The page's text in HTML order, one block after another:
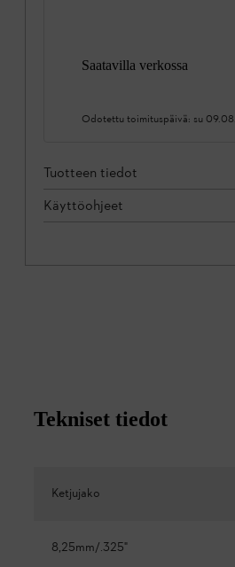
Saatavilla verkossa
Odotettu toimituspäivä: su 09.08.
Tuotteen tiedot
Käyttöohjeet
Tekniset tiedot
Ketjujako
8,25mm/.325"